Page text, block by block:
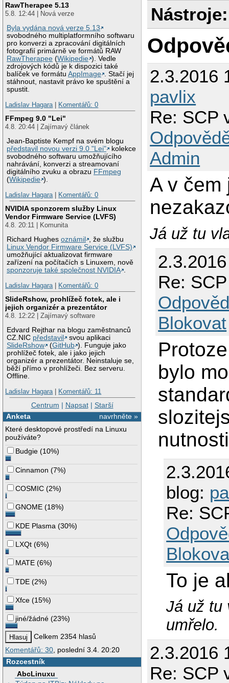
RawTherapee 5.13
5.8. 12:44 | Nová verze
Byla vydána nová verze 5.13
svobodného multiplatformního softwaru
pro konverzi a zpracování digitálních
fotografií primárně ve formátů RAW
RawTherapee (Wikipedie ). Vedle
zdrojových kódů je k dispozici také
balíček ve formátuAppImage . Stačí jej
stáhnout, nastavit právo ke spuštění a
spustit.
Ladislav Hagara| Komentářů: 0
FFmpeg 9.0 "Lei"
4.8. 20:44 | Zajímavý článek
Jean-Baptiste Kempf na svém blogu
představil novou verzi 9.0 "Lei"
kolekce
svobodného softwaru umožňujícího
nahrávání, konverzi a streamovaní
digitálního zvuku a obrazu FFmpeg
(Wikipedie ).
Ladislav Hagara| Komentářů: 0
NVIDIA sponzorem služby Linux
Vendor Firmware Service (LVFS)
4.8. 20:11 | Komunita
Richard Hughesoznámil
, že službu
Linux Vendor Firmware Service (LVFS)
umožňující aktualizovat firmware
zařízení na počítačích s Linuxem, nově
sponzoruje také společnost NVIDIA .
Ladislav Hagara| Komentářů: 0
SlideRshow, prohlížeč fotek, ale i
jejich organizér a prezentátor
4.8. 12:22 | Zajímavý software
Edvard Rejthar na blogu zaměstnanců
CZ.NIC představil
svou aplikaci
SlideRshow
(GitHub ). Funguje jako
prohlížeč fotek, ale i jako jejich
organizér a prezentátor. Neinstaluje se,
běží přímo v prohlížeči. Bez serveru.
Offline.
Ladislav Hagara| Komentářů: 11
Centrum | Napsat| Starší
navrhněte »
Anketa
Které desktopové prostředí na Linuxu
používáte?
Budgie (10%)
Cinnamon (7%)
COSMIC (2%)
GNOME (18%)
KDE Plasma (30%)
LXQt (6%)
MATE (6%)
TDE (2%)
Xfce (15%)
jiné/žádné (23%)
Celkem 2354 hlasů
Komentářů: 30 , poslední 3.4. 20:20
Rozcestník
AbcLinuxu
Nástroje:
2.3.2016
pavlix
Re: SCP
Admin
A v čem
Já už tu
Re:
Blokovat
bylo
blog:
Re:
To je
Já už tu
umřelo.
2.3.2016
Re: SCP